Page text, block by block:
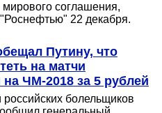
соглашения,
22 декабря.
Путину, что
на матчи
ЧМ-2018 за 5 рублей
болельщиков